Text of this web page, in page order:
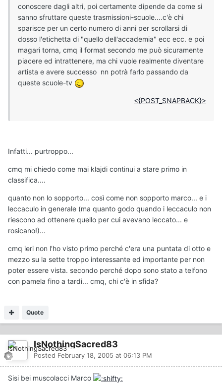
conoscere dagli altri, poi certamente dipende da come si
sanno sfruttare queste trasmissioni-scuole....c'è chi
sparisce per un certo numero di anni per scrollarsi di
dosso l'etichetta di "quello dell'accademia" ecc ecc. e poi
magari torna, cmq il format secondo me può sicuramente
piacere ed intrattenere, ma chi vuole realmente diventare
artista e avere successo nn potrà farlo passando da
queste scuole-tv
<{POST_SNAPBACK}>
Infatti... purtroppo...
cmq mi chiedo come mai klajdi continui a stare primo in
classifica....
quanto non lo sopporto... così come non sopporto marco... e i
leccaculo in generale (ma quanto godo quando i leccaculo non
riescono ad ottenere quello per cui avevano leccato... e
rosicano!)...
cmq ieri non l'ho visto primo perché c'era una puntata di otto e
mezzo su la sette troppo interessante ed importante per non
poter essere vista. secondo perché dopo sono stato a telfono
con pamela fino a tardi... cmq, chi c'è in sfida?
Quote
IsNothingSacred83
Posted February 18, 2005 at 06:13 PM
Sisi bei muscolacci Marco